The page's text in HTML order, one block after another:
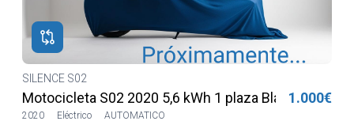
SILENCE S02
Motocicleta S02 2020 5,6 kWh 1 plaza Blanca
2020 Eléctrico AUTOMATICO
1.000€